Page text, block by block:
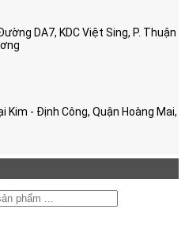
DA7, KDC Việt Sing, P. Thuận
- Định Công, Quận Hoàng Mai,